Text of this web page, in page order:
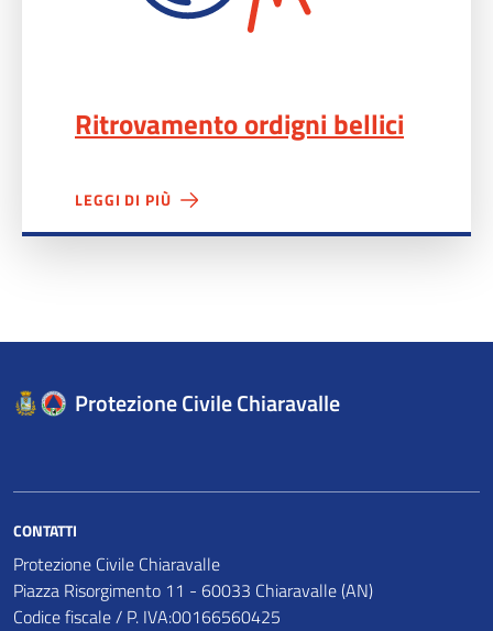
Ritrovamento ordigni bellici
LEGGI DI PIÙ
Protezione Civile Chiaravalle
CONTATTI
Protezione Civile Chiaravalle
Piazza Risorgimento 11 - 60033 Chiaravalle (AN)
Codice fiscale / P. IVA:00166560425